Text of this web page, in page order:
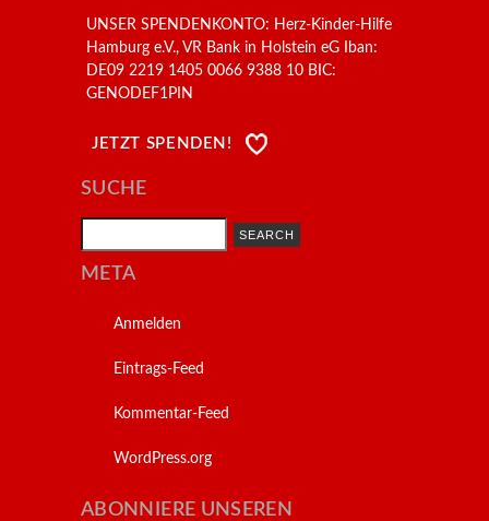
UNSER SPENDENKONTO: Herz-Kinder-Hilfe
Hamburg e.V., VR Bank in Holstein eG Iban:
DE09 2219 1405 0066 9388 10 BIC:
GENODEF1PIN
JETZT SPENDEN!
SUCHE
META
Anmelden
Eintrags-Feed
Kommentar-Feed
WordPress.org
ABONNIERE UNSEREN